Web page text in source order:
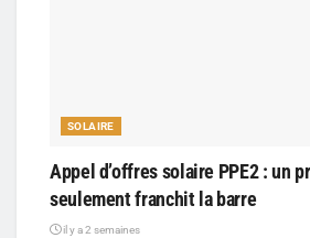
SOLAIRE
Appel d’offres solaire PPE2 : un
seulement franchit la barre
il y a 2 semaines